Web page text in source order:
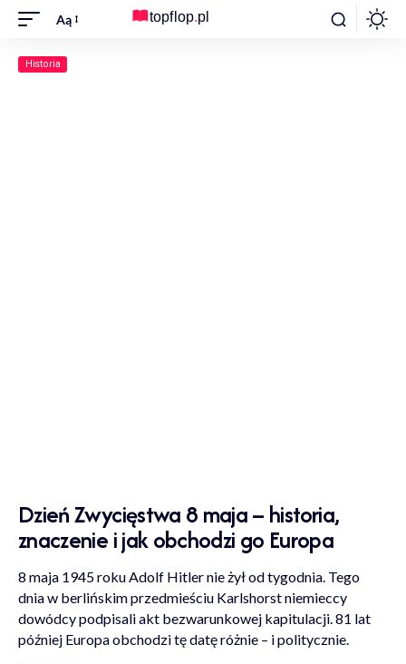
Aą
Historia
Dzień Zwycięstwa 8 maja – historia,
znaczenie i jak obchodzi go Europa
8 maja 1945 roku Adolf Hitler nie żył od tygodnia. Tego
dnia w berlińskim przedmieściu Karlshorst niemieccy
dowódcy podpisali akt bezwarunkowej kapitulacji. 81 lat
później Europa obchodzi tę datę różnie – i politycznie.